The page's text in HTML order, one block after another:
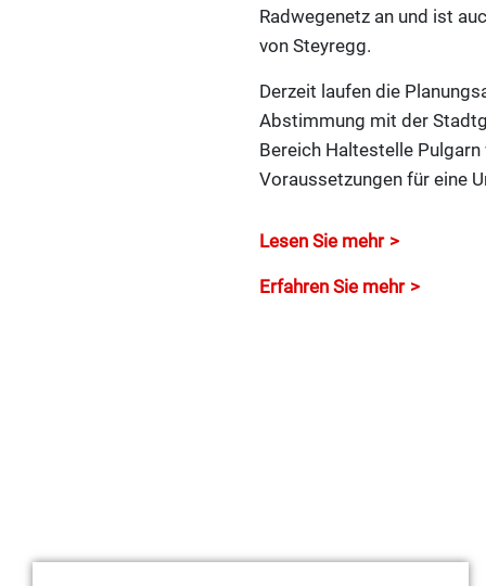
Radwegenetz an und ist
von Steyregg.
Derzeit laufen die
Abstimmung mit der
Bereich Haltestelle
Voraussetzungen für eine
Lesen Sie mehr
Erfahren Sie mehr